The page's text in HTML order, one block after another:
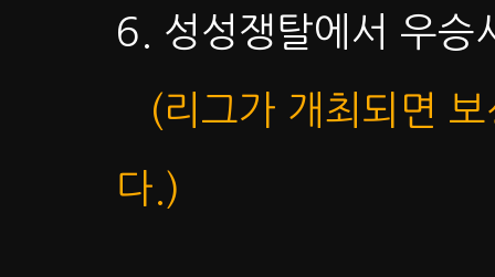
6. 성성쟁탈에서 우승
(리그가 개최되면 보
다.)